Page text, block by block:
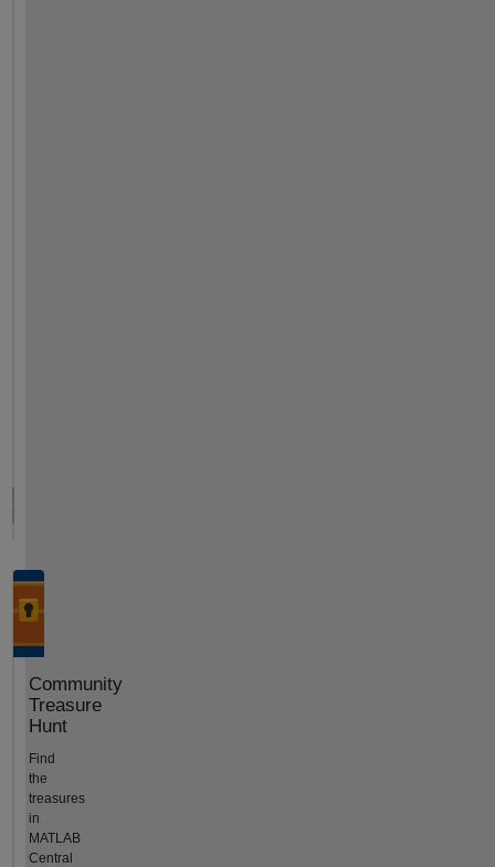
Community
Treasure
Hunt
Find
the
treasures
in
MATLAB
Central